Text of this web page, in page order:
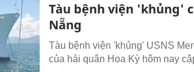
Tàu bệnh viện 'khủng'
Nẵng
Tàu bệnh viện 'khủng' USNS
của hải quân Hoa Kỳ hôm nay